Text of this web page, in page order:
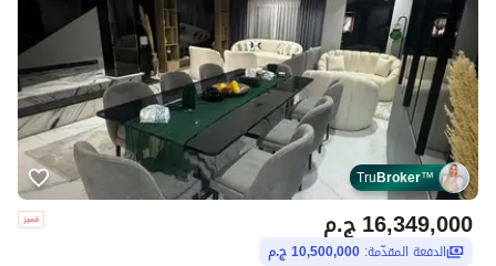
TruBroker™
ج.م16,349,000
الدفعة المقدّمة: 10,500,000 ج.م